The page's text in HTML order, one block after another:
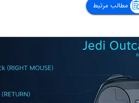
مطالب مرتبط